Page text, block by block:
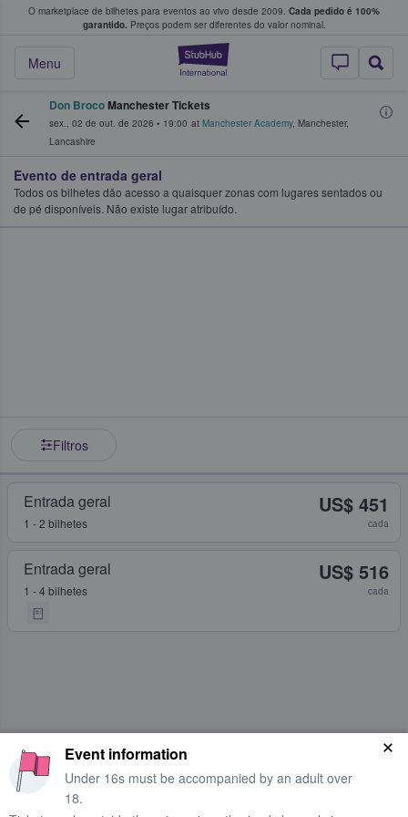
O marketplace de bilhetes para eventos ao vivo desde 2009. Cada pedido é 100%
garantido. Preços podem ser diferentes do valor nominal.
StubHub – onde
Menu
fãs compram e vendem bilhetes
Don BrocoManchester Tickets
sex., 02 de out. de 2026 • 19:00 at Manchester Academy, Manchester,
Lancashire
Evento de entrada geral
Todos os bilhetes dão acesso a quaisquer zonas com lugares sentados ou
de pé disponíveis. Não existe lugar atribuído.
Filtros
Entrada geral
1 - 2 bilhetes
US$ 451
cada
Entrada geral
1 - 4 bilhetes
US$ 516
cada
Event information
Under 16s must be accompanied by an adult over
18.